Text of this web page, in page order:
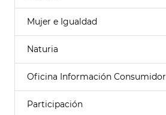
Mujer e Igualdad
Naturia
Oficina Información Consumidor
Participación